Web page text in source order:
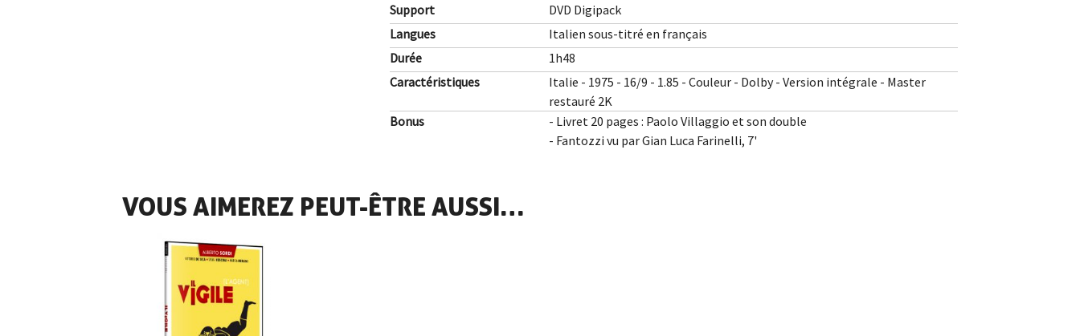
Support
DVD Digipack
Langues
Italien sous-titré en français
Durée
1h48
Caractéristiques
Italie - 1975 - 16/9 - 1.85 - Couleur - Dolby - Version intégrale - Master
restauré 2K
Bonus
- Livret 20 pages : Paolo Villaggio et son double
- Fantozzi vu par Gian Luca Farinelli, 7'
VOUS AIMEREZ PEUT-ÊTRE AUSSI…